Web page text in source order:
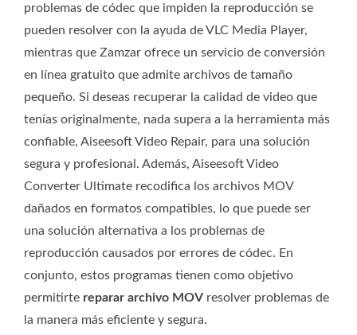
problemas de códec que impiden la reproducción se
pueden resolver con la ayuda de VLC Media Player,
mientras que Zamzar ofrece un servicio de conversión
en línea gratuito que admite archivos de tamaño
pequeño. Si deseas recuperar la calidad de video que
tenías originalmente, nada supera a la herramienta más
confiable, Aiseesoft Video Repair, para una solución
segura y profesional. Además, Aiseesoft Video
Converter Ultimate recodifica los archivos MOV
dañados en formatos compatibles, lo que puede ser
una solución alternativa a los problemas de
reproducción causados ​​por errores de códec. En
conjunto, estos programas tienen como objetivo
permitirte reparar archivo MOV resolver problemas de
la manera más eficiente y segura.